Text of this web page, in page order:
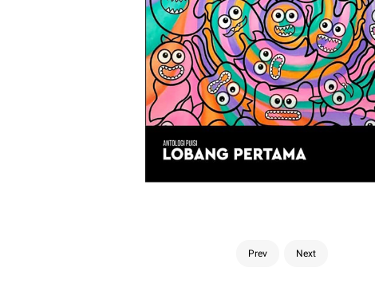
Prev Next